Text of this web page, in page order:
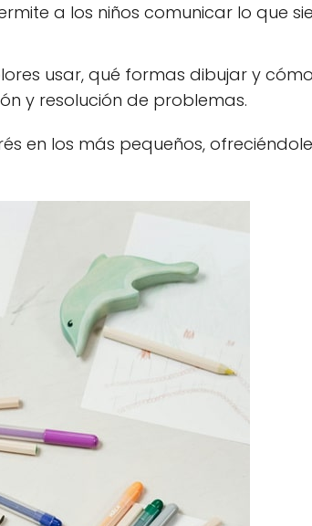
a los niños comunicar lo que
usar, qué formas dibujar y
y resolución de problemas.
en los más pequeños,